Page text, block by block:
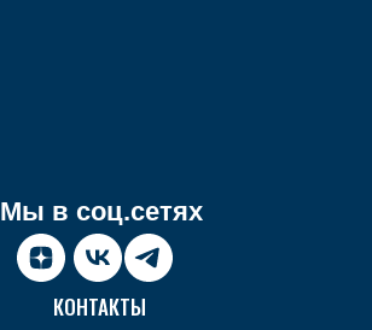
КОНТАКТЫ
Мы в соц.сетях